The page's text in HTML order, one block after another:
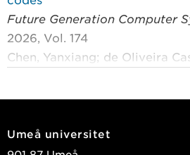
Future Generation Computer
2026, Vol. 174
Chen, Yanxiang; de Oliveira
Umeå universitet